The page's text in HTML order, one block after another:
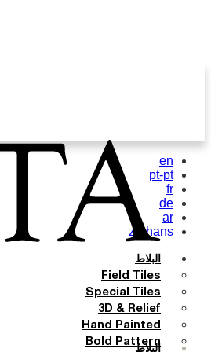
البلاط
en
pt-pt
fr
de
ar
zh-hans
البلاط
Field Tiles
Special Tiles
3D & Relief
Hand Painted
Bold Pattern